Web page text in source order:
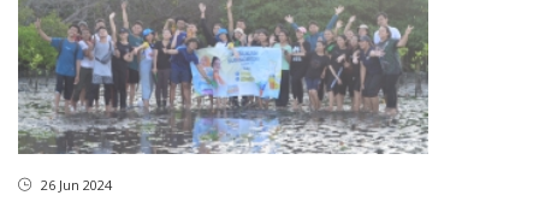
26 Jun 2024